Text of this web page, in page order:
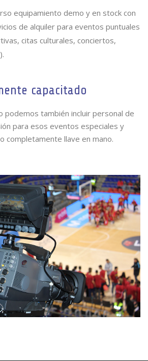
equipamiento demo y en stock con
de alquiler para eventos puntuales
citas culturales, conciertos,
capacitado
podemos también incluir personal de
para esos eventos especiales y
completamente llave en mano.